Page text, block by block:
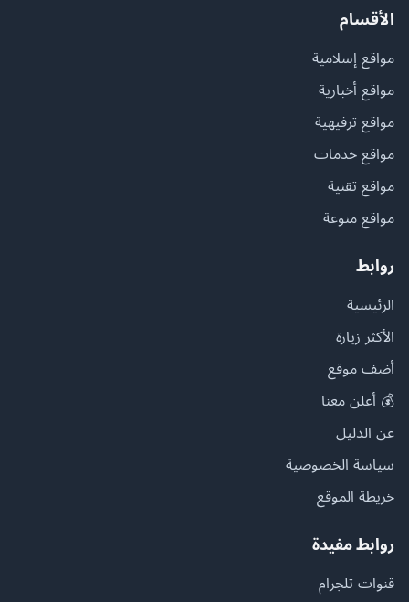
الأقسام
مواقع إسلامية
مواقع أخبارية
مواقع ترفيهية
مواقع خدمات
مواقع تقنية
مواقع منوعة
روابط
الرئيسية
الأكثر زيارة
أضف موقع
💰 أعلن معنا
عن الدليل
سياسة الخصوصية
خريطة الموقع
روابط مفيدة
قنوات تلجرام